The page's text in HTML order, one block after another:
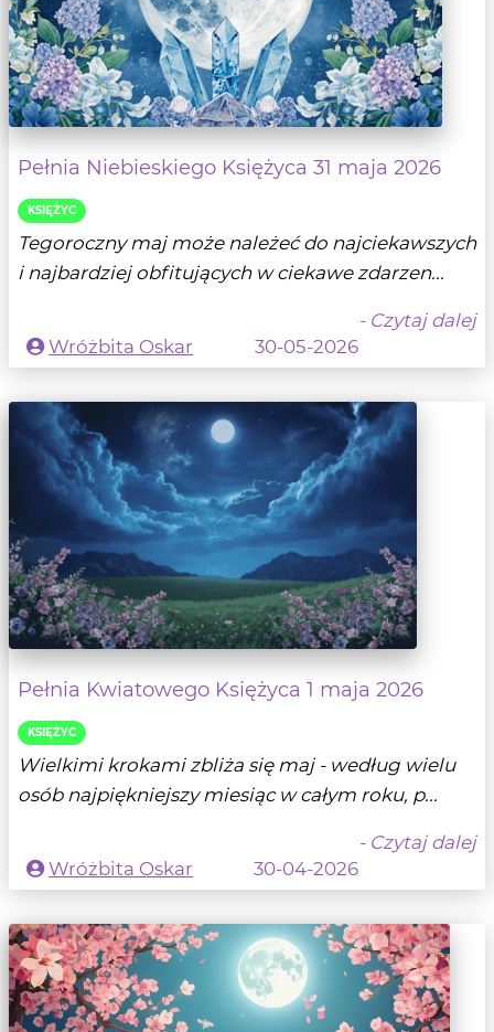
Pełnia Niebieskiego Księżyca 31 maja 2026
KSIĘŻYC
Tegoroczny maj może należeć do najciekawszych
i najbardziej obfitujących w ciekawe zdarzen...
- Czytaj dalej
Wróżbita Oskar
30-05-2026
Pełnia Kwiatowego Księżyca 1 maja 2026
KSIĘŻYC
Wielkimi krokami zbliża się maj - według wielu
osób najpiękniejszy miesiąc w całym roku, p...
- Czytaj dalej
Wróżbita Oskar
30-04-2026